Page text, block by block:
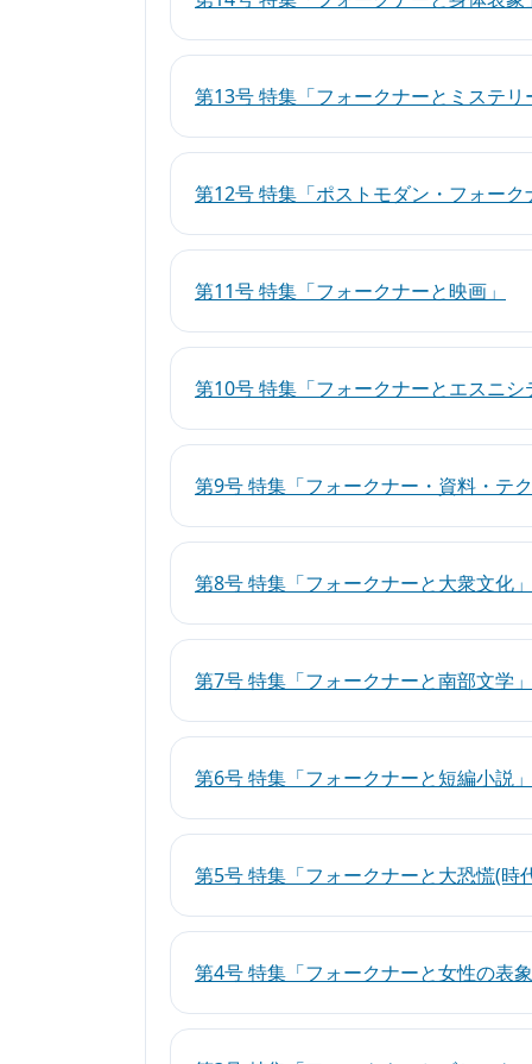
第13号 特集「フォークナーとミステリ
第12号 特集「ポストモダン・フォーク
第11号 特集「フォークナーと映画」
第10号 特集「フォークナーとエスニシ
第9号 特集「フォークナー・資料・テク
第8号 特集「フォークナーと大衆文化」
第7号 特集「フォークナーと南部文学」
第6号 特集「フォークナーと短編小説」
第5号 特集「フォークナーと大恐慌(時
第4号 特集「フォークナーと女性の表象